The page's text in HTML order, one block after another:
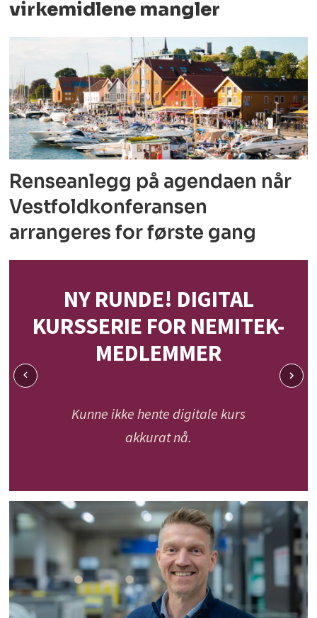
virkemidlene mangler
Renseanlegg på agendaen når
Vestfoldkonferansen
arrangeres for første gang
NY RUNDE! DIGITAL
KURSSERIE FOR NEMITEK-
MEDLEMMER
Kunne ikke hente digitale kurs
akkurat nå.